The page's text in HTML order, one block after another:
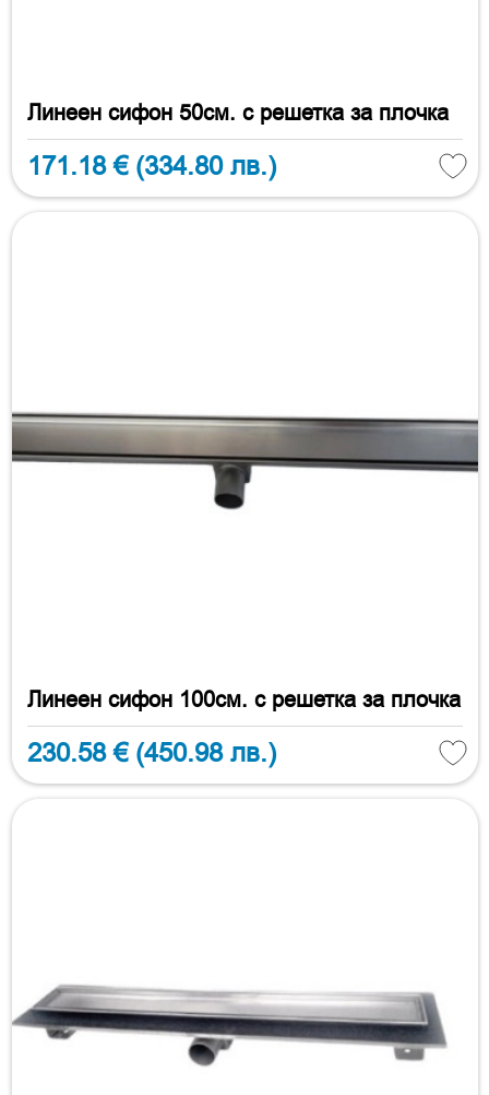
Линеен сифон 50см. с решетка за плочка
171.18 € (334.80 лв.)
Линеен сифон 100см. с решетка за плочка
230.58 € (450.98 лв.)